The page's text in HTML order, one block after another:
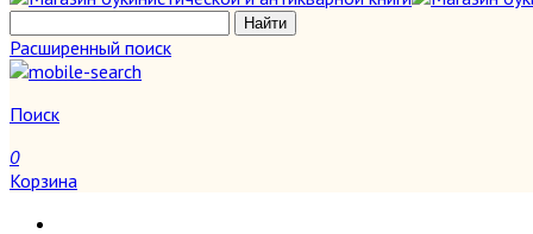
Расширенный поиск
Поиск
0
Корзина